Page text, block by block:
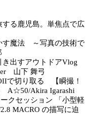
る鹿児島。単焦点で広
す魔法 ～写真の技術で
出すアウトドアVlog
山下 舞弓
で切り取る 【瞬撮！
A☆50/Akira Igarashi
クセッション 「小型軽
MACRO の描写に迫